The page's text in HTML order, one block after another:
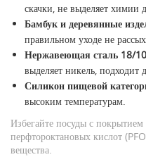
скачки, не выделяет химии
Бамбук и деревянные
правильном уходе не
Нержавеющая сталь 18/
выделяет никель, подходит
Силикон пищевой
высоким температурам.
Избегайте посуды с
перфтороктановых кислот
вещества.